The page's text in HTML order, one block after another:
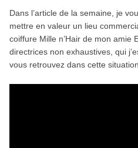
Dans l’article de la semaine, je
mettre en valeur un lieu
coiffure Mille n’Hair de mon amie
directrices non exhaustives, qui
vous retrouvez dans cette